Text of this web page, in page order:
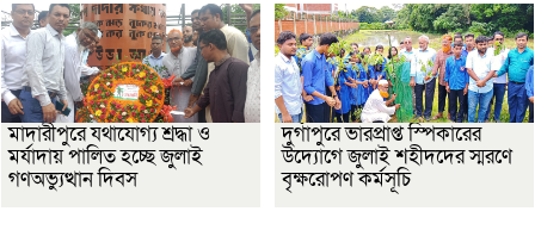
মাদারীপুরে যথাযোগ্য শ্রদ্ধা ও
মর্যাদায় পালিত হচ্ছে জুলাই
গণঅভ্যুত্থান দিবস
দুর্গাপুরে ভারপ্রাপ্ত স্পিকারের
উদ্যোগে জুলাই শহীদদের স্মরণে
বৃক্ষরোপণ কর্মসূচি